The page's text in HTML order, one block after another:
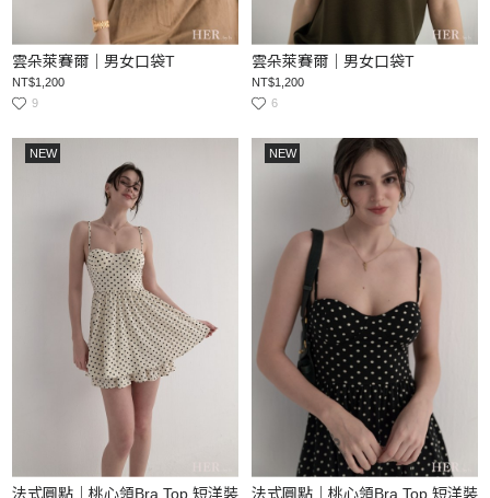
雲朵萊賽爾｜男女口袋T
NT$1,200
9
雲朵萊賽爾｜男女口袋T
NT$1,200
6
NEW
法式圓點｜桃心領Bra Top 短洋裝
NEW
法式圓點｜桃心領Bra Top 短洋裝